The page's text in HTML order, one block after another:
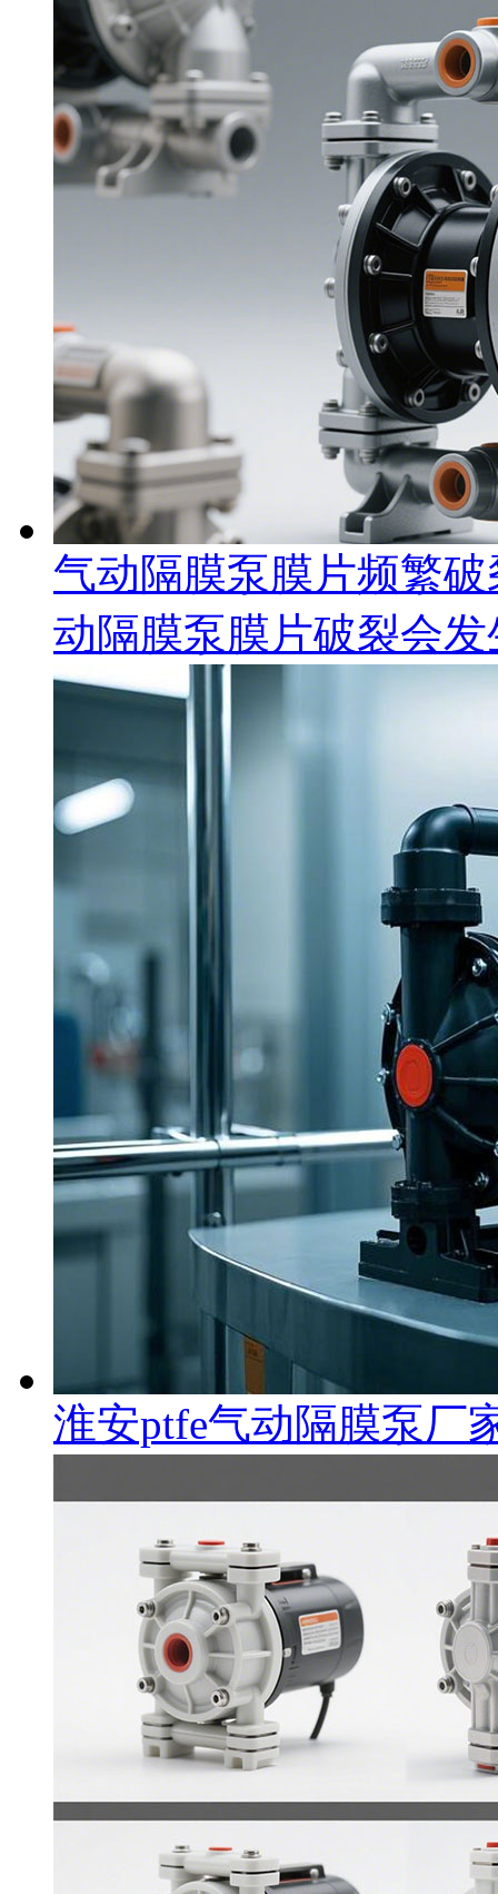
气动隔膜泵膜片频繁
动隔膜泵膜片破裂会
淮安ptfe气动隔膜泵厂